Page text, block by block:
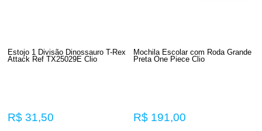
Estojo 1 Divisão Dinossauro T-Rex
Attack Ref TX25029E Clio
R$ 31,50
Mochila Escolar com Roda Grande
Preta One Piece Clio
R$ 191,00